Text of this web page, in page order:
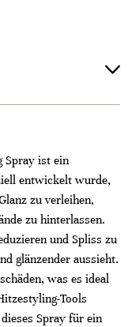
Spray ist ein
entwickelt wurde,
zu verleihen,
zu hinterlassen.
und Spliss zu
glänzender aussieht.
was es ideal
Tools
Spray für ein